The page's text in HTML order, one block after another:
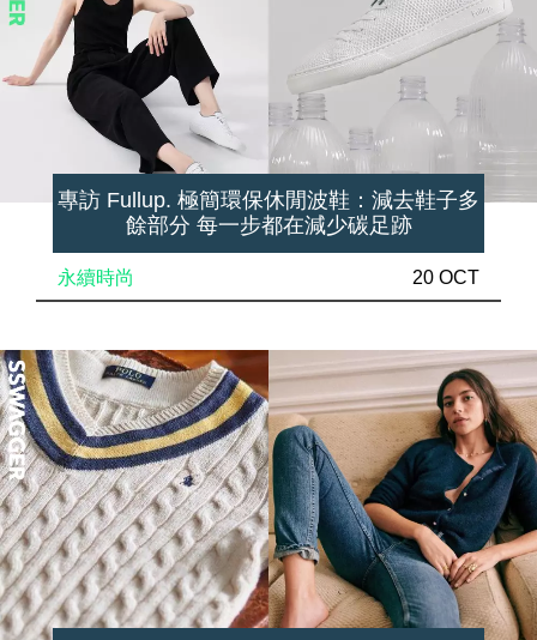
專訪 Fullup. 極簡環保休閒波鞋：減去鞋子多
餘部分 每一步都在減少碳足跡
永續時尚 20 OCT